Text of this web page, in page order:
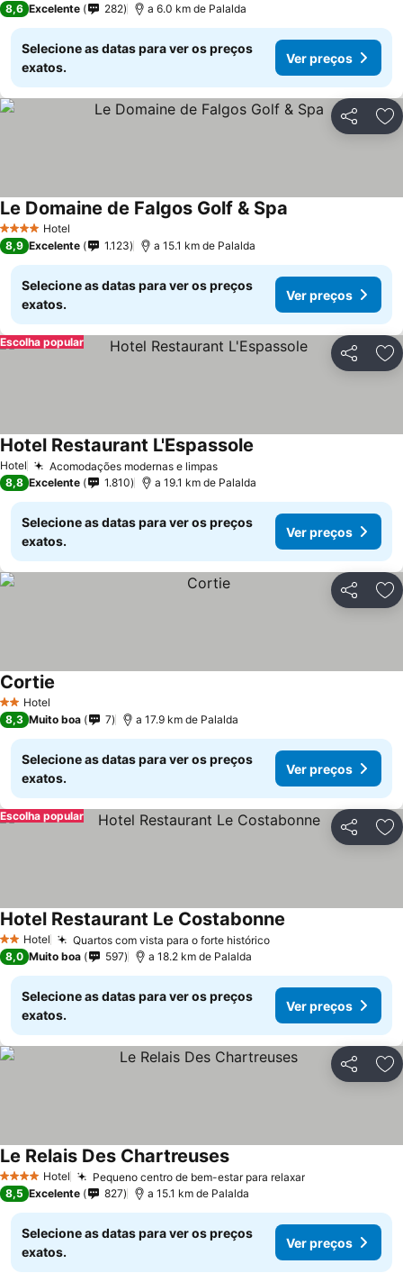
8,6 Excelente 282 a 6.0 km de Palalda
Selecione as datas para ver os preços
exatos.
Ver preços
Partilhar
4 EstrelasHotel
Le Domaine de Falgos Golf & Spa
8,9 Excelente 1.123 a 15.1 km de Palalda
Selecione as datas para ver os preços
exatos.
Ver preços
Partilhar
Escolha popular
Hotel Acomodações modernas e limpas
Hotel Restaurant L'Espassole
8,8 Excelente 1.810 a 19.1 km de Palalda
Selecione as datas para ver os preços
exatos.
Ver preços
Partilhar
2 Estrelas
Hotel
Cortie
8,3 Muito boa 7 a 17.9 km de Palalda
Selecione as datas para ver os preços
exatos.
Ver preços
Partilhar
Escolha popular
2 Estrelas
Hotel Quartos com vista para o forte histórico
Hotel Restaurant Le Costabonne
8,0 Muito boa 597 a 18.2 km de Palalda
Selecione as datas para ver os preços
exatos.
Ver preços
Partilhar
4 EstrelasHotel Pequeno centro de bem-estar para relaxar
Le Relais Des Chartreuses
8,5 Excelente 827 a 15.1 km de Palalda
Selecione as datas para ver os preços
exatos.
Ver preços